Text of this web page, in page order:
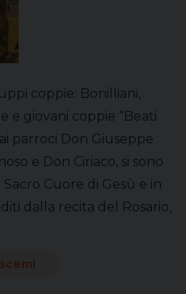
coppie: Bonilliani,
e giovani coppie “Beati
parroci Don Giuseppe
e Don Ciriaco, si sono
Cuore di Gesù e in
dalla recita del Rosario,